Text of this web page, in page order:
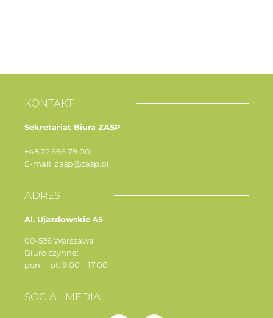
KONTAKT
Sekretariat Biura ZASP
+48 22 696 79 00
E-mail: zasp@zasp.pl
ADRES
Al. Ujazdowskie 45
00-536 Warszawa
Biuro czynne:
pon. – pt. 9.00 – 17.00
SOCIAL MEDIA